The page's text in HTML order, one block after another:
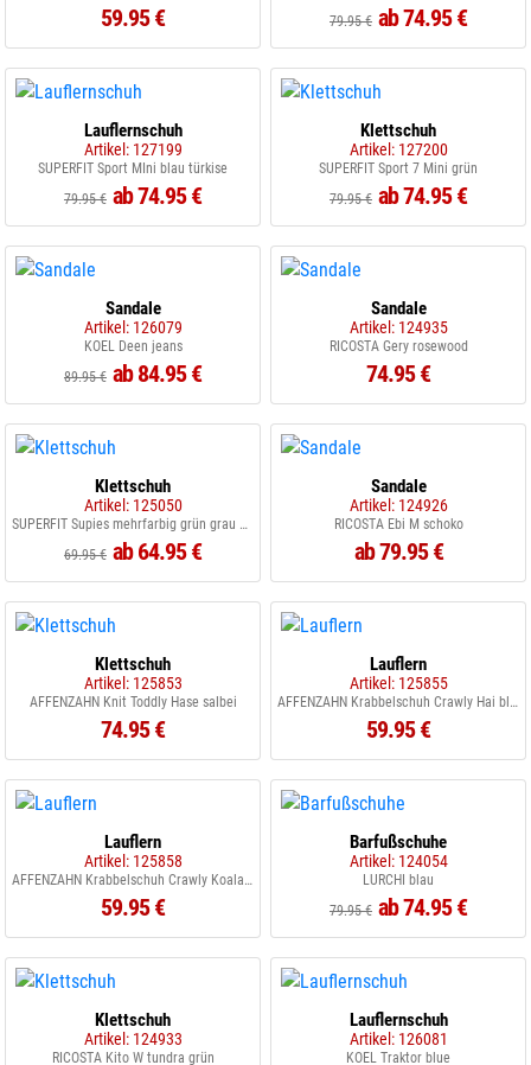
59.95 €
79.95 € ab 74.95 €
Lauflernschuh
Artikel: 127199
SUPERFIT Sport MIni blau türkise
79.95 € ab 74.95 €
Klettschuh
Artikel: 127200
SUPERFIT Sport 7 Mini grün
79.95 € ab 74.95 €
Sandale
Artikel: 126079
KOEL Deen jeans
89.95 € ab 84.95 €
Sandale
Artikel: 124935
RICOSTA Gery rosewood
74.95 €
Klettschuh
Artikel: 125050
SUPERFIT Supies mehrfarbig grün grau blau
69.95 € ab 64.95 €
Sandale
Artikel: 124926
RICOSTA Ebi M schoko
ab 79.95 €
Klettschuh
Artikel: 125853
AFFENZAHN Knit Toddly Hase salbei
74.95 €
Lauflern
Artikel: 125855
AFFENZAHN Krabbelschuh Crawly Hai blau
59.95 €
Lauflern
Artikel: 125858
AFFENZAHN Krabbelschuh Crawly Koala rosa
59.95 €
Barfußschuhe
Artikel: 124054
LURCHI blau
79.95 € ab 74.95 €
Klettschuh
Artikel: 124933
RICOSTA Kito W tundra grün
Lauflernschuh
Artikel: 126081
KOEL Traktor blue